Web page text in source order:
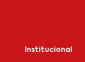
Institucional